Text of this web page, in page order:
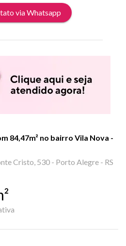
via Whatsapp
84,47m² no bairro Vila Nova -
Cristo, 530 - Porto Alegre - RS